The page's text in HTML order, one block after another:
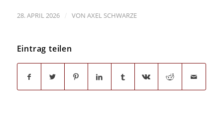
28. APRIL 2026 / VON AXEL SCHWARZE
Eintrag teilen